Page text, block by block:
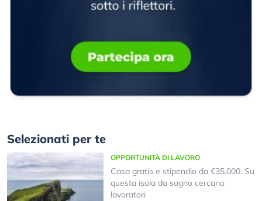
Selezionati per te
OPPORTUNITÀ DI LAVORO
Casa gratis e stipendio da €35.000. Su
questa isola da sogno cercano
lavoratori